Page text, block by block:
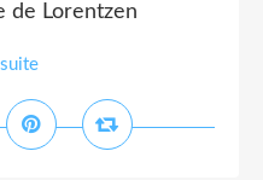
de Lorentzen